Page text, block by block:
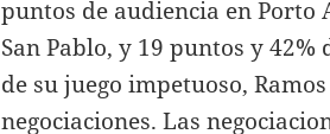
puntos de audiencia en Porto
San Pablo, y 19 puntos y 42%
de su juego impetuoso,
negociaciones. Las